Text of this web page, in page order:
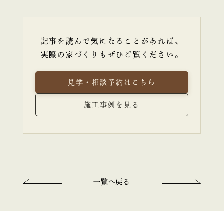
記事を読んで気になることがあれば、
実際の家づくりもぜひご覧ください。
見学・相談予約はこちら
施工事例を見る
一覧へ戻る